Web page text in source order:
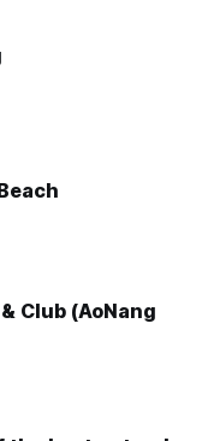
Club (AoNang